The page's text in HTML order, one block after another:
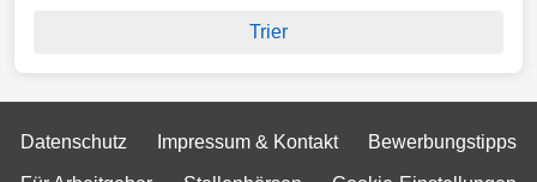
Trier
Datenschutz Impressum & Kontakt Bewerbungstipps